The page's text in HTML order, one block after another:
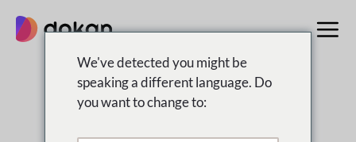
contenido
We've detected you might be
speaking a different language. Do
you want to change to: